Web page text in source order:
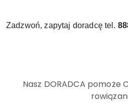
Zadzwoń, zapytaj doradcę tel.
Nasz DORADCA pomoże